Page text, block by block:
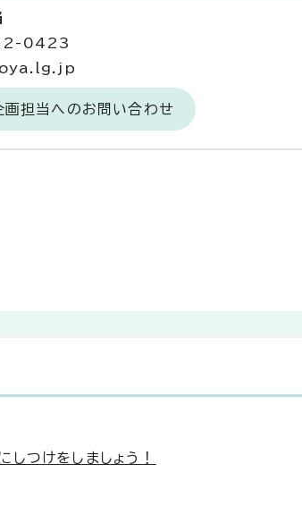
0423
担当へのお問い合わせ
つけをしましょう！